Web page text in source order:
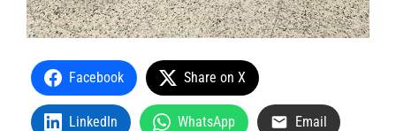
Facebook Share on X
LinkedIn WhatsApp Email